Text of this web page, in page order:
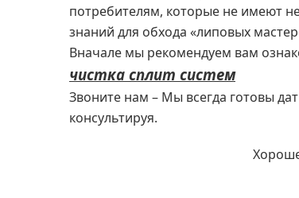
потребителям, которые не имеют
знаний для обхода «липовых
Вначале мы рекомендуем вам
чистка сплит систем
Звоните нам – Мы всегда готовы
консультируя.